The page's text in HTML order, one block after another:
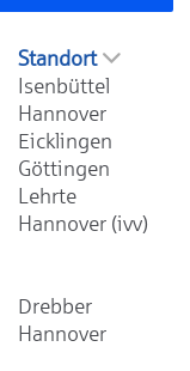
Standort
Isenbüttel
Hannover
Eicklingen
Göttingen
Lehrte
Hannover (ivv)
Drebber
Hannover